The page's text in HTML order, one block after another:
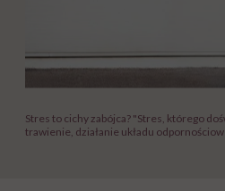
Stres to cichy zabójca? "Stres, którego
trawienie, działanie układu